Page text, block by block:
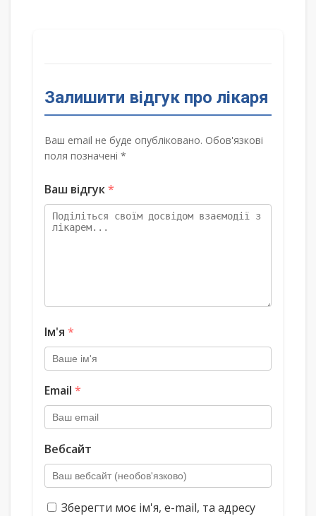
Залишити відгук про лікаря
Ваш email не буде опубліковано. Обов'язкові
поля позначені *
Ваш відгук*
Ім'я *
Email *
Вебсайт
Зберегти моє ім'я, e-mail, та адресу